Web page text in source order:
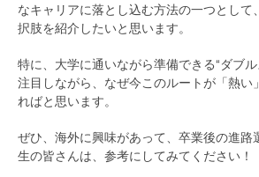
なキャリアに落とし込む方法の一つとして
択肢を紹介したいと思います。
特に、大学に通いながら準備できる“ダブ
注目しながら、なぜ今このルートが「熱い
ればと思います。
ぜひ、海外に興味があって、卒業後の進路
生の皆さんは、参考にしてみてください！